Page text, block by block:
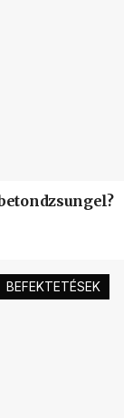
BEFEKTETÉSEK